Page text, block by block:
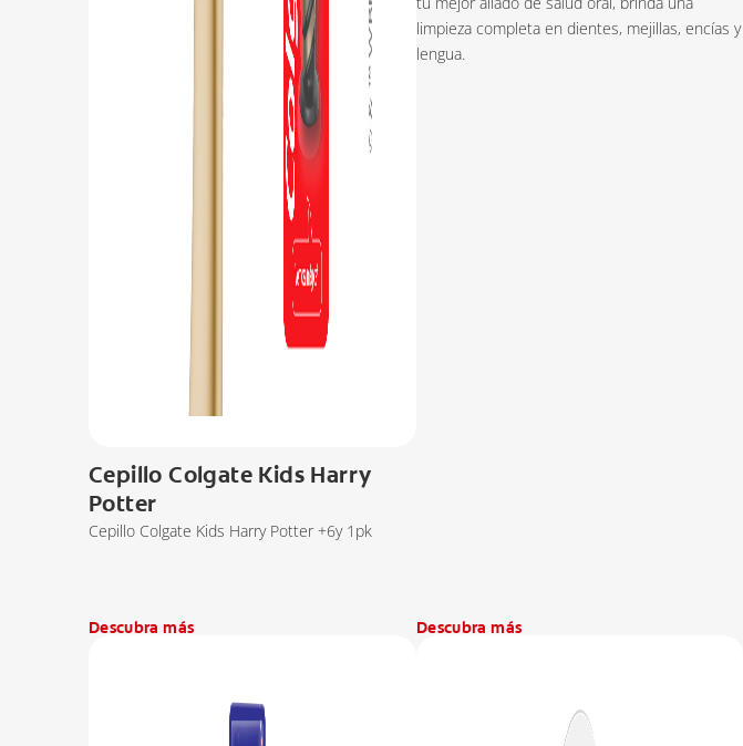
Cepillo Colgate Kids Harry
Potter
Cepillo Colgate Kids Harry Potter +6y 1pk
Descubra más
limpieza completa en dientes, mejillas, encías y
lengua.
Descubra más